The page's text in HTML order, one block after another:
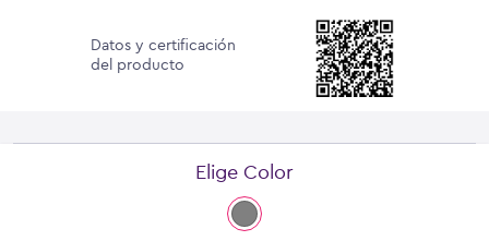
Datos y certificación
del producto
Elige Color